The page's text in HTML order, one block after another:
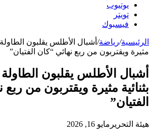
يوتيوب
تويتر
فيسبوك
الرئيسية/رياضة/ أشبال الأطلس يقلبون الطاولة
مثيرة ويقتربون من ربع نهائي “كان الفتيان”
أشبال الأطلس يقلبون الطاولة
بثنائية مثيرة ويقتربون من ربع
الفتيان”
هيئة التحرير مايو 16, 2026